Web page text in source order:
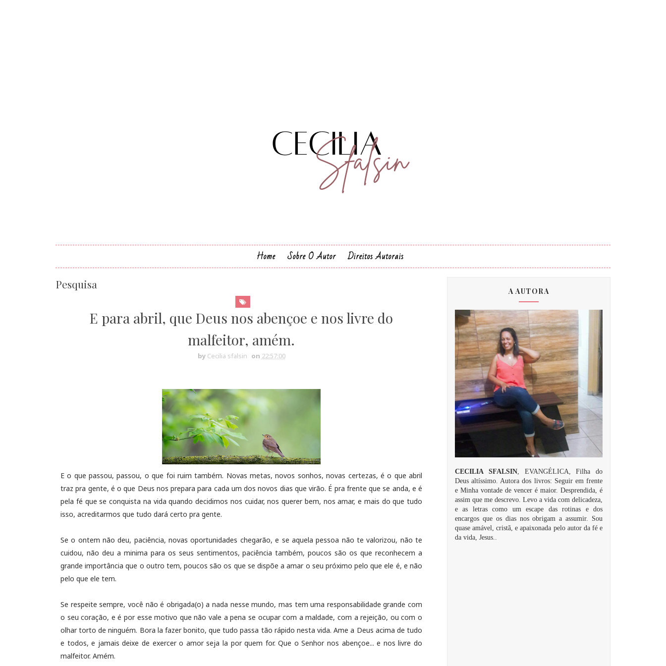
Home Sobre O Autor Direitos Autorais
Pesquisa
E para abril, que Deus nos abençoe e nos livre do
malfeitor, amém.
by Cecilia sfalsin on 22:57:00
E o que passou, passou, o que foi ruim também. Novas metas, novos sonhos, novas certezas, é o que abril
traz pra gente, é o que Deus nos prepara para cada um dos novos dias que virão. É pra frente que se anda, e é
pela fé que se conquista na vida quando decidimos nos cuidar, nos querer bem, nos amar, e mais do que tudo
isso, acreditarmos que tudo dará certo pra gente.
Se o ontem não deu, paciência, novas oportunidades chegarão, e se aquela pessoa não te valorizou, não te
cuidou, não deu a minima para os seus sentimentos, paciência também, poucos são os que reconhecem a
grande importância que o outro tem, poucos são os que se dispõe a amar o seu próximo pelo que ele é, e não
pelo que ele tem.
Se respeite sempre, você não é obrigada(o) a nada nesse mundo, mas tem uma responsabilidade grande com
o seu coração, e é por esse motivo que não vale a pena se ocupar com a maldade, com a rejeição, ou com o
olhar torto de ninguém. Bora la fazer bonito, que tudo passa tão rápido nesta vida. Ame a Deus acima de tudo
e todos, e jamais deixe de exercer o amor seja la por quem for. Que o Senhor nos abençoe... e nos livre do
malfeitor. Amém.
A AUTORA
CECILIA SFALSIN, EVANGÉLICA, Filha do
Deus altíssimo. Autora dos livros: Seguir em frente
e Minha vontade de vencer é maior. Desprendida, é
assim que me descrevo. Levo a vida com delicadeza,
e as letras como um escape das rotinas e dos
encargos que os dias nos obrigam a assumir. Sou
quase amável, cristã, e apaixonada pelo autor da fé e
da vida, Jesus..